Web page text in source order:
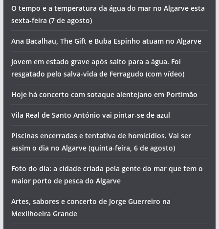
O tempo e a temperatura da água do mar no Algarve esta
sexta-feira (7 de agosto)
Ana Bacalhau, The Gift e Buba Espinho atuam no Algarve
Jovem em estado grave após salto para a água. Foi
resgatado pelo salva-vida de Ferragudo (com vídeo)
Hoje há concerto com sotaque alentejano em Portimão
Vila Real de Santo António vai pintar-se de azul
Piscinas encerradas e tentativa de homicídios. Vai ser
assim o dia no Algarve (quinta-feira, 6 de agosto)
Foto do dia: a cidade criada pela gente do mar que tem o
maior porto de pesca do Algarve
Artes, sabores e concerto de Jorge Guerreiro na
Mexilhoeira Grande